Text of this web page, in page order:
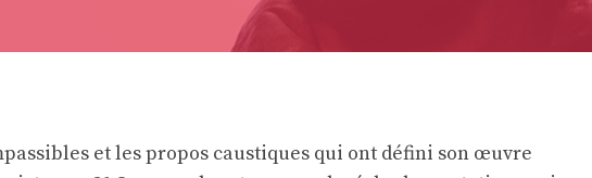
et les propos caustiques qui ont défini son œuvre